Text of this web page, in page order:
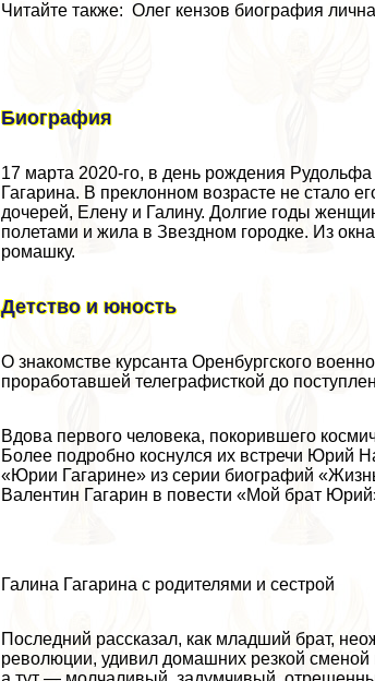
Читайте также: Олег кензов биография
Биография
17 марта 2020-го, в день рождения
Гагарина. В преклонном возрасте не стало
дочерей, Елену и Галину. Долгие годы
полетами и жила в Звездном городке. Из
ромашку.
Детство и юность
О знакомстве курсанта Оренбургского
проработавшей телеграфисткой до
Вдова первого человека, покорившего
Более подробно коснулся их встречи Юрий
«Юрии Гагарине» из серии биографий
Валентин Гагарин в повести «Мой брат
Галина Гагарина с родителями и сестрой
Последний рассказал, как младший брат,
революции, удивил домашних резкой